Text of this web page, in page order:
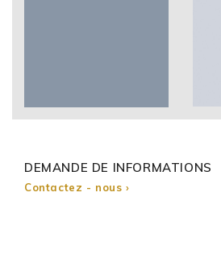
DEMANDE DE INFORMATIONS
Contactez - nous ›